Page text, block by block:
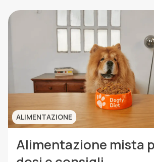
ALIMENTAZIONE
Alimentazione mista